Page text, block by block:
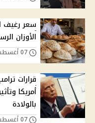
الأوزان
قرارات
أمريكا
بالولادة